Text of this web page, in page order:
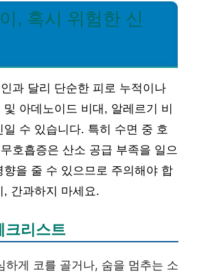
, 혹시 위험한 신
과 달리 단순한 피로 누적이나
아데노이드 비대, 알레르기 비
일 수 있습니다. 특히 수면 중 호
호흡증은 산소 공급 부족을 일으
향을 줄 수 있으므로 주의해야 합
, 간과하지 마세요.
크리스트
하게 코를 골거나, 숨을 멈추는 소